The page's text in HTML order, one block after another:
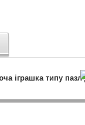
іграшка типу